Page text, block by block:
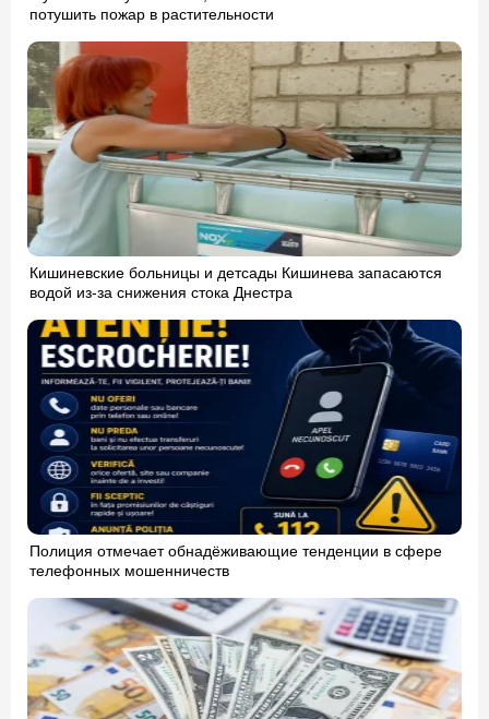
потушить пожар в растительности
Кишиневские больницы и детсады Кишинева запасаются
водой из-за снижения стока Днестра
Полиция отмечает обнадёживающие тенденции в сфере
телефонных мошенничеств